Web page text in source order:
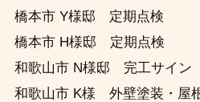
橋本市 Y様邸 定期点検
橋本市 H様邸 定期点検
和歌山市 N様邸 完工サイン
和歌山市 K様 外壁塗装・屋